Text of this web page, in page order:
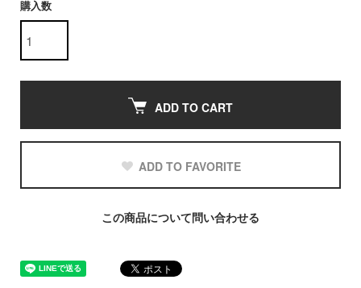
購入数
ADD TO CART
ADD TO FAVORITE
この商品について問い合わせる